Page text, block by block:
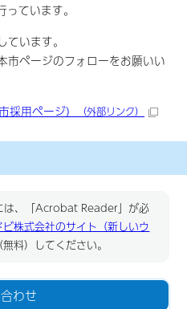
ています。
います。
市ページのフォローをお願いい
採用ページ）
（外部リンク）
は、「Acrobat Reader」が必
ビ株式会社のサイト（新しいウ
料）してください。
わせ